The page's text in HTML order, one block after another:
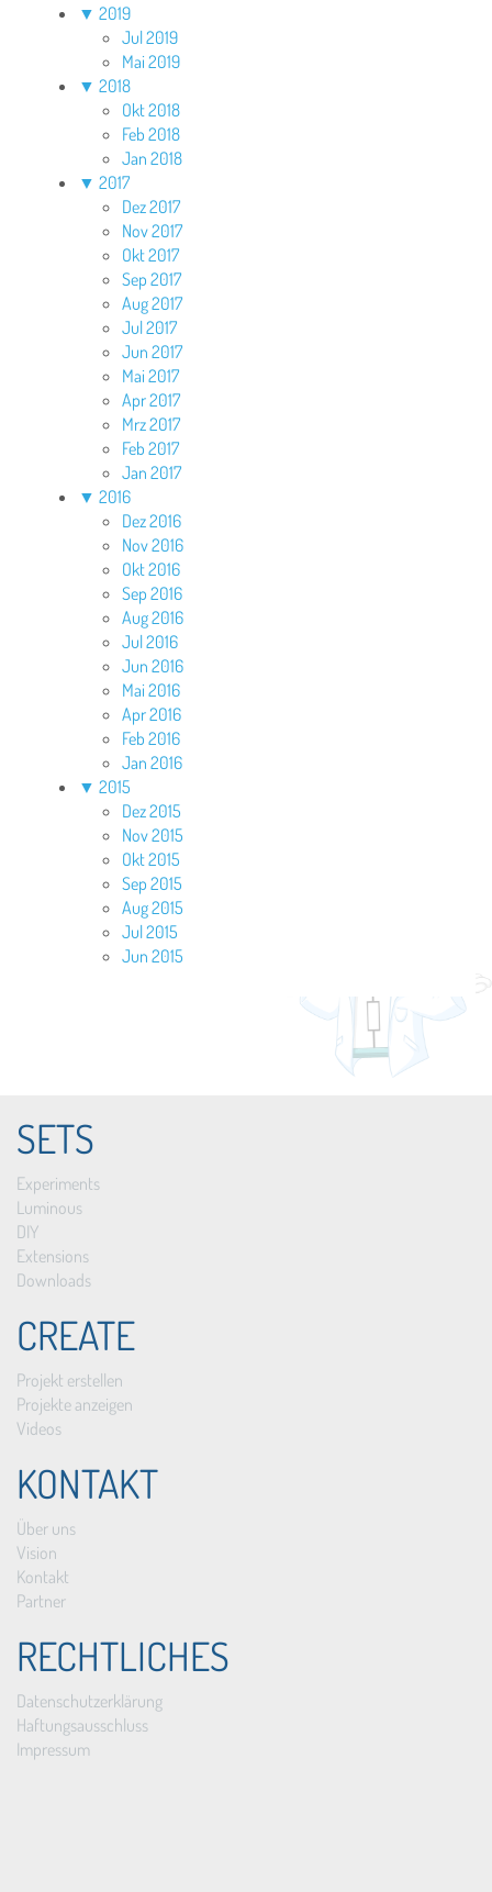
▼ 2019
Jul 2019
Mai 2019
▼ 2018
Okt 2018
Feb 2018
Jan 2018
▼ 2017
Dez 2017
Nov 2017
Okt 2017
Sep 2017
Aug 2017
Jul 2017
Jun 2017
Mai 2017
Apr 2017
Mrz 2017
Feb 2017
Jan 2017
▼ 2016
Dez 2016
Nov 2016
Okt 2016
Sep 2016
Aug 2016
Jul 2016
Jun 2016
Mai 2016
Apr 2016
Feb 2016
Jan 2016
▼ 2015
Dez 2015
Nov 2015
Okt 2015
Sep 2015
Aug 2015
Jul 2015
Jun 2015
SETS
Experiments
Luminous
DIY
Extensions
Downloads
CREATE
Projekt erstellen
Projekte anzeigen
Videos
KONTAKT
Über uns
Vision
Kontakt
Partner
RECHTLICHES
Datenschutzerklärung
Haftungsausschluss
Impressum